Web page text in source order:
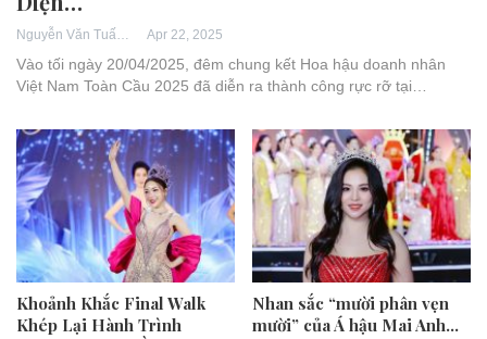
Nguyễn Văn Tuấn Apr 22, 2025
Vào tối ngày 20/04/2025, đêm chung kết Hoa hậu doanh nhân
Việt Nam Toàn Cầu 2025 đã diễn ra thành công rực rỡ tại…
Khoảnh Khắc Final Walk
Khép Lại Hành Trình
Nhan sắc “mười phân vẹn
mười” của Á hậu Mai Anh…